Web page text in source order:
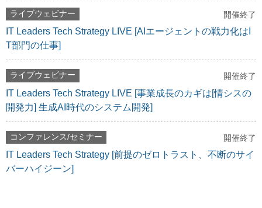
ライブウェビナー 開催終了
IT Leaders Tech Strategy LIVE [AIエージェントの戦力化はI
T部門の仕事]
ライブウェビナー 開催終了
IT Leaders Tech Strategy LIVE [事業成長のカギは[情シスの
開発力] 生成AI時代のシステム開発]
コンファレンス/セミナー 開催終了
IT Leaders Tech Strategy [前提のゼロトラスト、不断のサイ
バーハイジーン]